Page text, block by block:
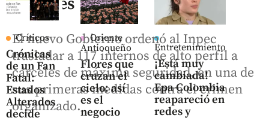
Críticos
Crónicas
de un Fan
Fatal:
Estados
Alterados
decide
Oriente
Antioqueño
Flores que
cruzan el
cielo: así
es el
negocio
Entretenimiento
¡Está muy
cambiada!
Epa Colombia
reapareció en
redes y
El nuevo Gobierno ordenó al Inpec
trasladar a 117 internos de alto perfil a
cárceles de máxima seguridad, en una de
sus primeras medidas contra el crimen
organizado.